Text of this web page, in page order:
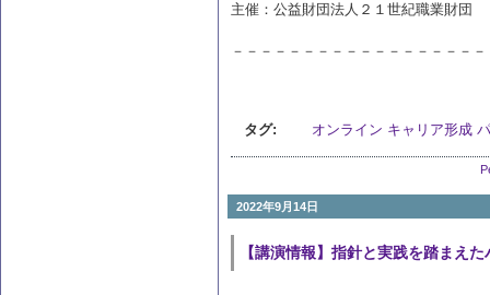
主催：公益財団法人２１世紀職業財団
－－－－－－－－－－－－－－－－－
タグ: オンライン キャリア形成
2022年9月14日
【講演情報】指針と実践を踏まえ